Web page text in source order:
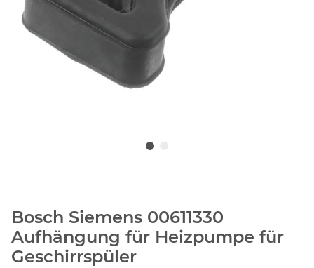
Bosch Siemens 00611330
Aufhängung für Heizpumpe für
Geschirrspüler